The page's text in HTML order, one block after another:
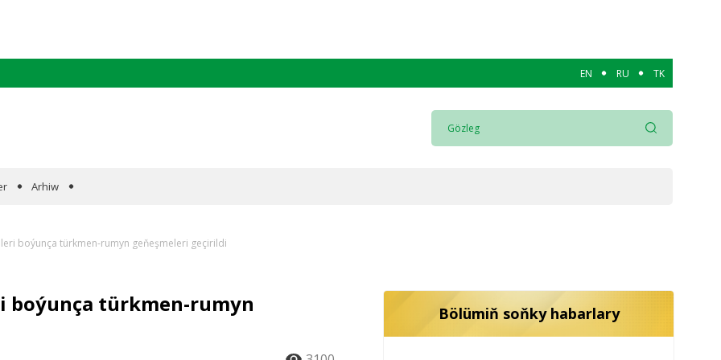
EN RU TK
Arhiw
boýunça türkmen-rumyn geňeşmeleri geçirildi
boýunça türkmen-rumyn
Bölümiň soňky habarlary